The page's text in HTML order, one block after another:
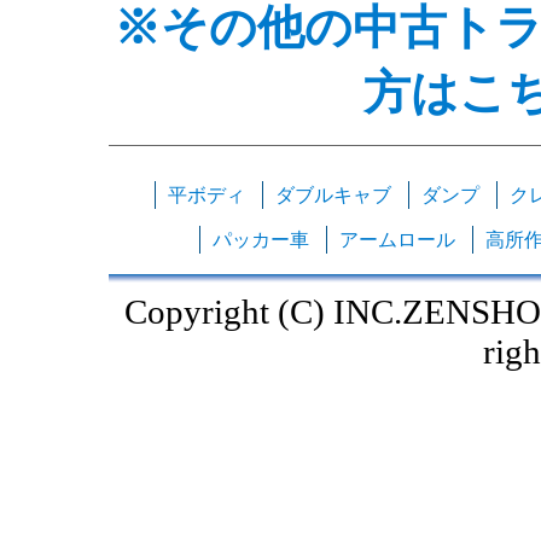
※その他の中古ト
方はこ
平ボディ ダブルキャブ ダンプ ク
パッカー車 アームロール 高所
Copyright (C)